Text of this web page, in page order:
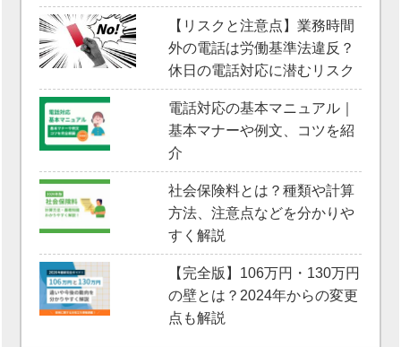
【リスクと注意点】業務時間
外の電話は労働基準法違反？
休日の電話対応に潜むリスク
電話対応の基本マニュアル｜
基本マナーや例文、コツを紹
介
社会保険料とは？種類や計算
方法、注意点などを分かりや
すく解説
【完全版】106万円・130万円
の壁とは？2024年からの変更
点も解説